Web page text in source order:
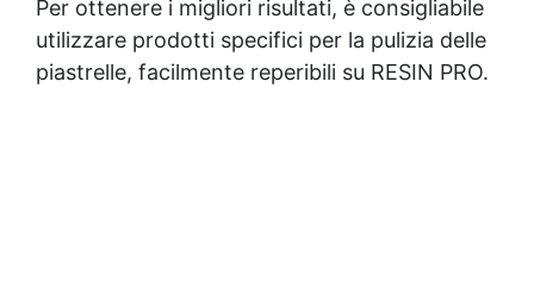
Per ottenere i migliori risultati, è consigliabile
utilizzare prodotti specifici per la pulizia delle
piastrelle, facilmente reperibili su RESIN PRO.